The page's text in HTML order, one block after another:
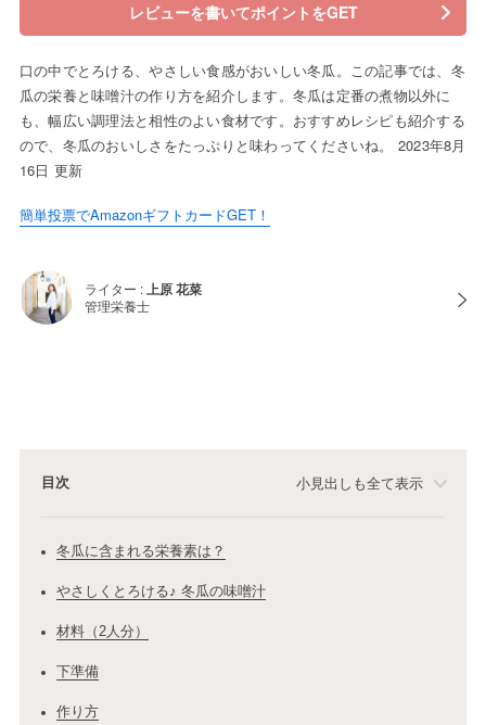
レビューを書いてポイントをGET
口の中でとろける、やさしい食感がおいしい冬瓜。この記事では、冬
瓜の栄養と味噌汁の作り方を紹介します。冬瓜は定番の煮物以外に
も、幅広い調理法と相性のよい食材です。おすすめレシピも紹介する
ので、冬瓜のおいしさをたっぷりと味わってくださいね。 2023年8月
16日 更新
簡単投票でAmazonギフトカードGET！
ライター :上原 花菜
管理栄養士
目次 小見出しも全て表示
冬瓜に含まれる栄養素は？
やさしくとろける♪ 冬瓜の味噌汁
材料（2人分）
下準備
作り方